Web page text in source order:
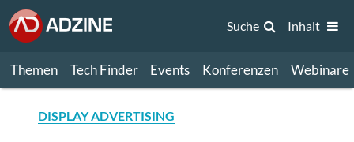
Themen Tech Finder Events Konferenzen Webinare
Suche Inhalt
DISPLAY ADVERTISING